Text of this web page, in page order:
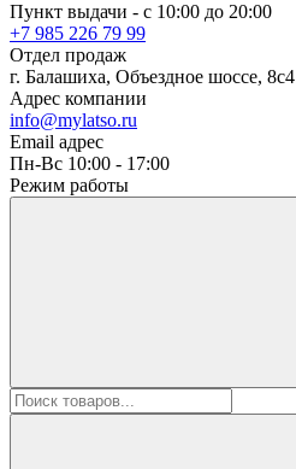
Пункт выдачи - с 10:00 до 20:00
+7 985 226 79 99
Отдел продаж
г. Балашиха, Объездное шоссе, 8с4
Адрес компании
info@mylatso.ru
Email адрес
Пн-Вс 10:00 - 17:00
Режим работы